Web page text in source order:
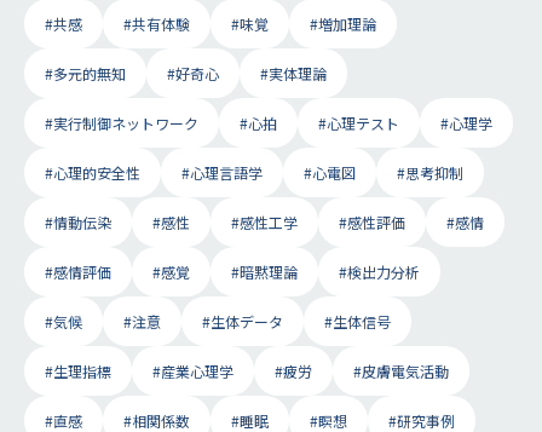
#共感 #共有体験 #味覚 #増加理論
#多元的無知 #好奇心 #実体理論
#実行制御ネットワーク #心拍 #心理テスト #心理学
#心理的安全性 #心理言語学 #心電図 #思考抑制
#情動伝染 #感性 #感性工学 #感性評価 #感情
#感情評価 #感覚 #暗黙理論 #検出力分析
#気候 #注意 #生体データ #生体信号
#生理指標 #産業心理学 #疲労 #皮膚電気活動
#直感 #相関係数 #睡眠 #瞑想 #研究事例